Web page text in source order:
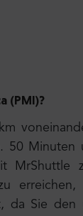
(PMI)?
50 Minuten
MrShuttle
da Sie den